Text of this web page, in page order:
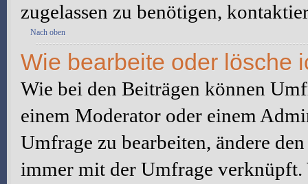
zugelassen zu benötigen,
Nach oben
Wie bearbeite oder lösche
Wie bei den Beiträgen können
einem Moderator oder einem
Umfrage zu bearbeiten, ändere
immer mit der Umfrage verknüpft.